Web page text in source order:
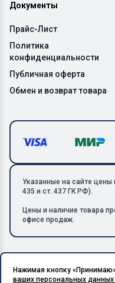
Документы
Прайс-Лист
Политика
конфиденциальности
Публичная оферта
Обмен и возврат товара
Указанные на сайте цены
435 и ст. 437 ГК РФ).
Цены и наличие товара
офисе продаж.
Copyright © 2026 ООО
Нажимая кнопку
ваших персональных данных